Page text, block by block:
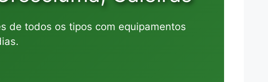
de todos os tipos com equipamentos